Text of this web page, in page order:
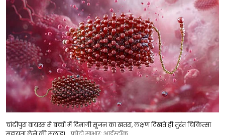
चांदीपुरा वायरस से बच्चों में दिमागी सूजन का खतरा, लक्षण दिखते ही तुरंत चिकित्सा